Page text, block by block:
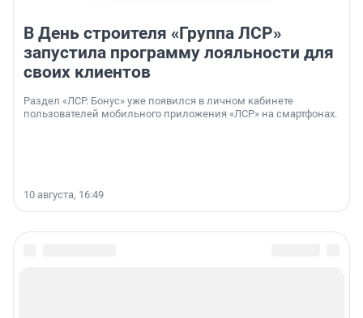
В День строителя «Группа ЛСР»
запустила программу лояльности для
своих клиентов
Раздел «ЛСР. Бонус» уже появился в личном кабинете
пользователей мобильного приложения «ЛСР» на смартфонах.
10 августа, 16:49